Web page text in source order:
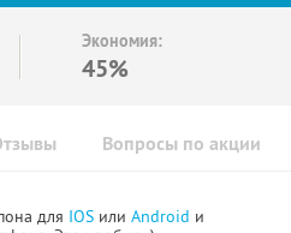
Экономия:
45%
Вопросы по акции
для IOS или Android и